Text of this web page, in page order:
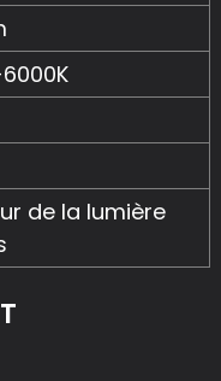
de la lumière